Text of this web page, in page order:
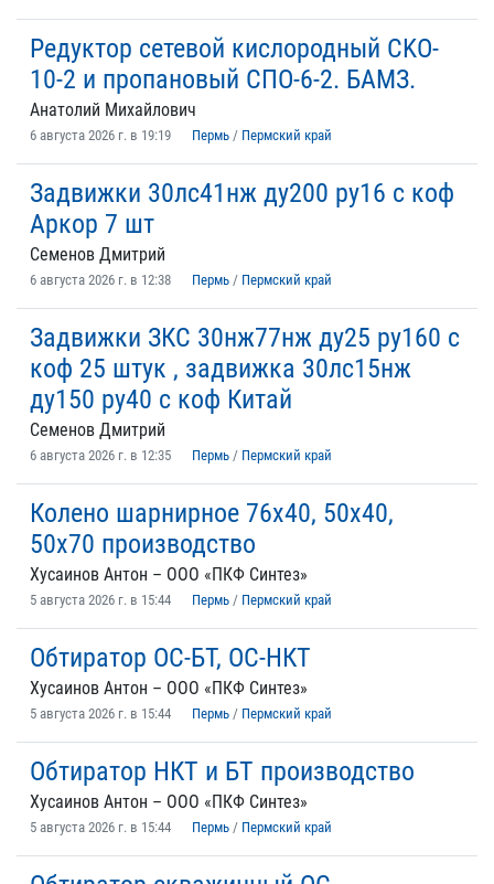
Редуктор сетевой кислородный CKO-
10-2 и пропановый СПО-6-2. БАМЗ.
Анатолий Михайлович
6 августа 2026 г. в 19:19 Пермь / Пермский край
Задвижки 30лс41нж ду200 ру16 с коф
Аркор 7 шт
Семенов Дмитрий
6 августа 2026 г. в 12:38 Пермь / Пермский край
Задвижки ЗКС 30нж77нж ду25 ру160 с
коф 25 штук , задвижка 30лс15нж
ду150 ру40 с коф Китай
Семенов Дмитрий
6 августа 2026 г. в 12:35 Пермь / Пермский край
Колено шарнирное 76х40, 50х40,
50х70 производство
Хусаинов Антон – ООО «ПКФ Синтез»
5 августа 2026 г. в 15:44 Пермь / Пермский край
Обтиратор ОС-БТ, ОС-НКТ
Хусаинов Антон – ООО «ПКФ Синтез»
5 августа 2026 г. в 15:44 Пермь / Пермский край
Обтиратор НКТ и БТ производство
Хусаинов Антон – ООО «ПКФ Синтез»
5 августа 2026 г. в 15:44 Пермь / Пермский край